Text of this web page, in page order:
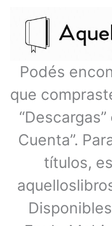
Podés
que
Cuenta”.
títulos,